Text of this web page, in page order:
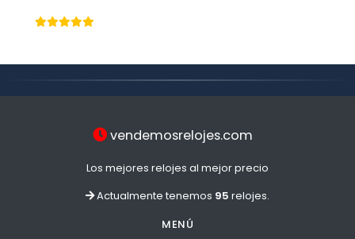
vendemosrelojes.com
Los mejores relojes al mejor precio
Actualmente tenemos 95 relojes.
MENÚ